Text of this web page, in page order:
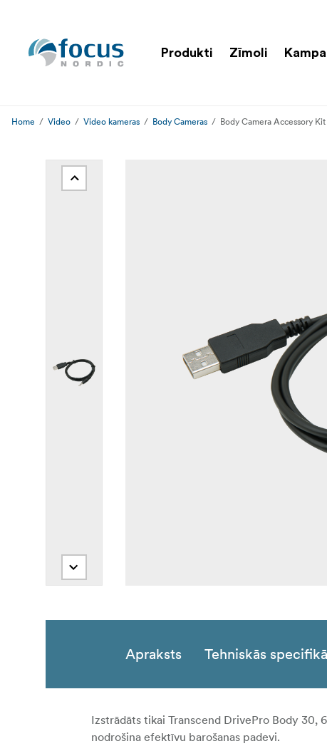
Produkti Zīmoli
Home Video Video kameras Body Cameras Body Camera Accessory
Apraksts Tehniskās
Izstrādāts tikai Transcend DrivePro Body 30,
nodrošina efektīvu barošanas padevi.